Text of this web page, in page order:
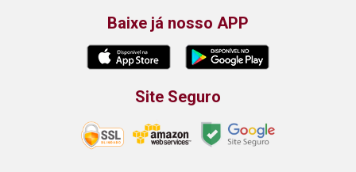
Baixe já nosso APP
Site Seguro